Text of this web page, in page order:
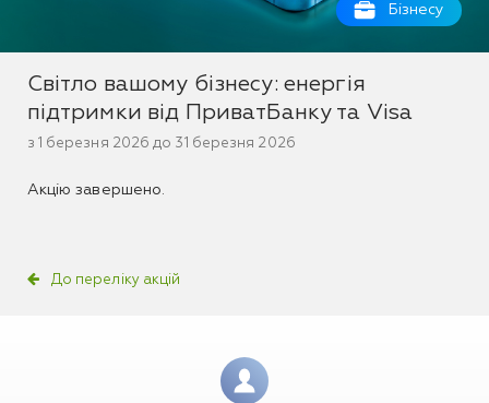
Бізнесу
До переліку акцій
Світло вашому бізнесу: енергія
підтримки від ПриватБанку та Visa
з 1 березня 2026 до 31 березня 2026
Акцію завершено.